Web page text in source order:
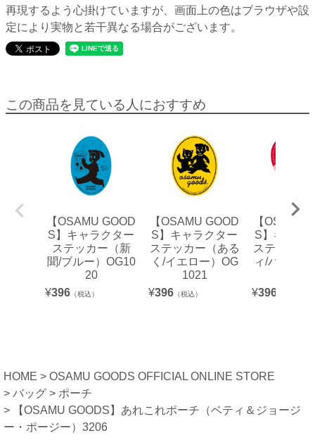
再現するよう心掛けていますが、画面上の色はブラウザや設
定により実物と若干異なる場合がございます。
この商品を見ている人におすすめ
【OSAMU GOOD
S】キャラクター
ステッカー（新
聞/ブルー）OG10
20
¥396 （税込）
【OSAMU GOOD
S】キャラクター
ステッカー（ある
く/イエロー）OG
1021
¥396 （税込）
【OSAMU
S】キャラ
ステッカー
ィ/ハート
¥396
HOME
OSAMU GOODS OFFICIAL ONLINE STORE
バッグ
ポーチ
【OSAMU GOODS】あれこれポーチ（ベティ＆ジョージ
ー・ポージー）3206